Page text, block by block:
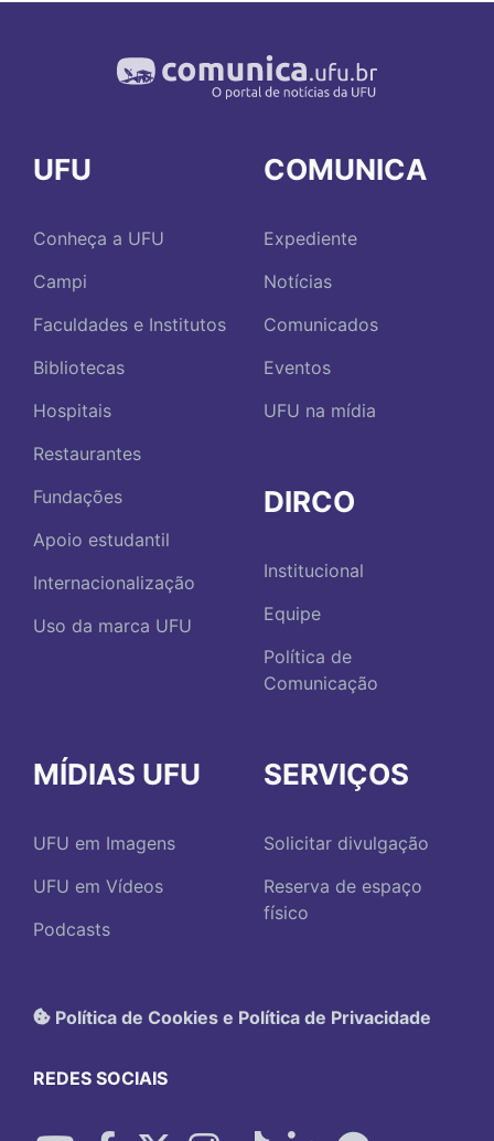
UFU
Conheça a UFU
Campi
Faculdades e Institutos
Bibliotecas
Hospitais
Restaurantes
Fundações
Apoio estudantil
Internacionalização
Uso da marca UFU
COMUNICA
Expediente
Notícias
Comunicados
Eventos
UFU na mídia
DIRCO
Institucional
Equipe
Política de
Comunicação
MÍDIAS UFU
UFU em Imagens
UFU em Vídeos
Podcasts
SERVIÇOS
Solicitar divulgação
Reserva de espaço
físico
Política de Cookies e Política de Privacidade
REDES SOCIAIS